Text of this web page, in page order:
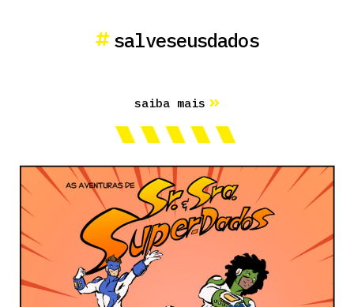
salveseusdados
saiba mais